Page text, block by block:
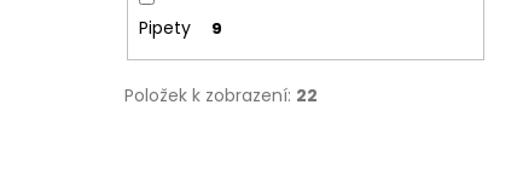
Pipety 9
Položek k zobrazení: 22